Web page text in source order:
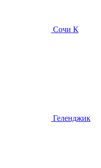
Сочи К
Геленджик